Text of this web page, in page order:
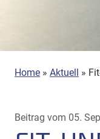
Home » Aktuell »
Beitrag vom 05.